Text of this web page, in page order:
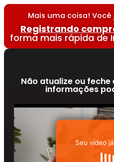
Mais uma coisa! Você
Registrando
forma mais rápida de
Não atualize ou
informações
Somente nesta
esta
Seu vídeo